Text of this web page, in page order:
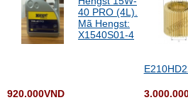
40 PRO (4L).
Mã Hengst:
X1540S01-4
920.000VND